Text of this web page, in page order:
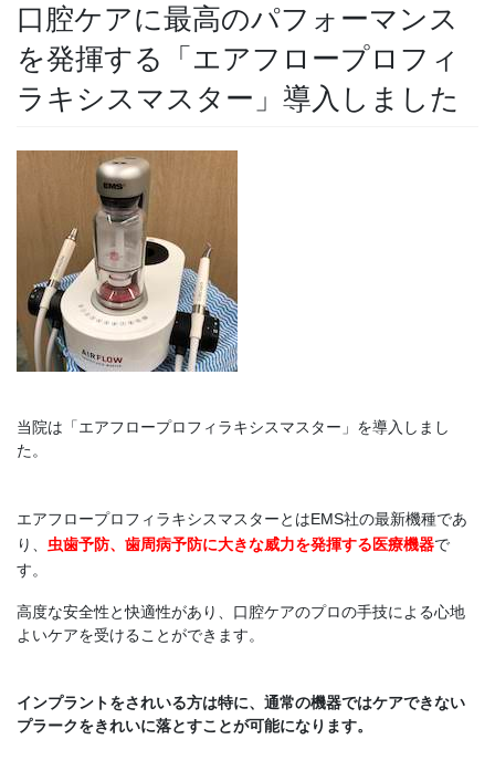
口腔ケアに最高のパフォーマンス
を発揮する「エアフロープロフィ
ラキシスマスター」導入しました
当院は「エアフロープロフィラキシスマスター」を導入しまし
た。
エアフロープロフィラキシスマスターとはEMS社の最新機種であ
り、 虫歯予防、歯周病予防に大きな威力を発揮する医療機器で
す。
高度な安全性と快適性があり、口腔ケアのプロの手技による心地
よいケアを受けることができます。
インプラントをされいる方は特に、通常の機器ではケアできない
プラークをきれいに落とすことが可能になります。